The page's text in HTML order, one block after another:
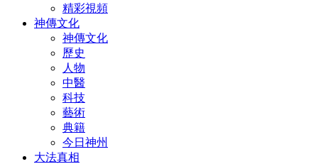
精彩視頻
神傳文化
神傳文化
歷史
人物
中醫
科技
藝術
典籍
今日神州
大法真相